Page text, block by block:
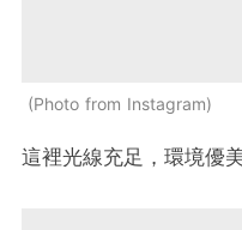
Photo from Instagram
這裡光線充足，環境優